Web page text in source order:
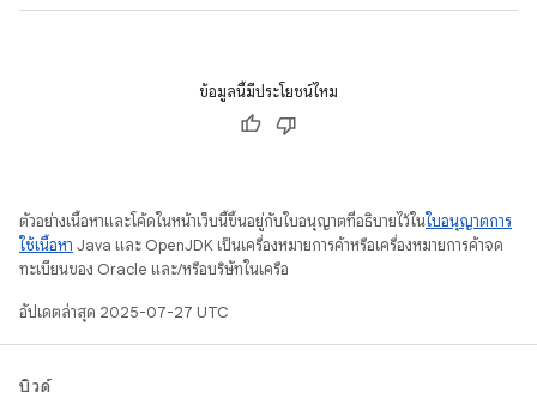
ข้อมูลนี้มีประโยชน์ไหม
ตัวอย่างเนื้อหาและโค้ดในหน้าเว็บนี้ขึ้นอยู่กับใบอนุญาตที่อธิบายไว้ในใบอนุญาตการ
ใช้เนื้อหา Java และ OpenJDK เป็นเครื่องหมายการค้าหรือเครื่องหมายการค้าจด
ทะเบียนของ Oracle และ/หรือบริษัทในเครือ
อัปเดตล่าสุด 2025-07-27 UTC
บิวด์